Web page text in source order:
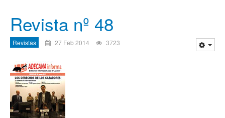
Revista nº 48
Revistas 27 Feb 2014 3723